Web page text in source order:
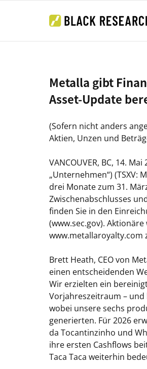
Metalla gibt
Asset-Update
(Sofern nicht anders
Aktien, Unzen und
VANCOUVER, BC, 14.
„Unternehmen“) (TSXV:
drei Monate zum 31.
Zwischenabschlusses
finden Sie in den
(www.sec.gov).
www.metallaroyalty.com
Brett Heath, CEO von
einen entscheidenden
Wir erzielten ein
Vorjahreszeitraum – und
wobei unsere sechs
generierten. Für 2026
da Tocantinzinho und
ihre ersten Cashflows
Taca Taca weiterhin